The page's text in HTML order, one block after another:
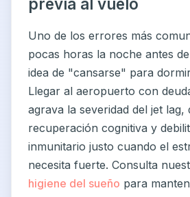
Uno de los errores más
pocas horas la noche antes
idea de "cansarse" para
Llegar al aeropuerto con
agrava la severidad del jet lag,
recuperación cognitiva y
inmunitario justo cuando el
necesita fuerte. Consulta
higiene del sueño para